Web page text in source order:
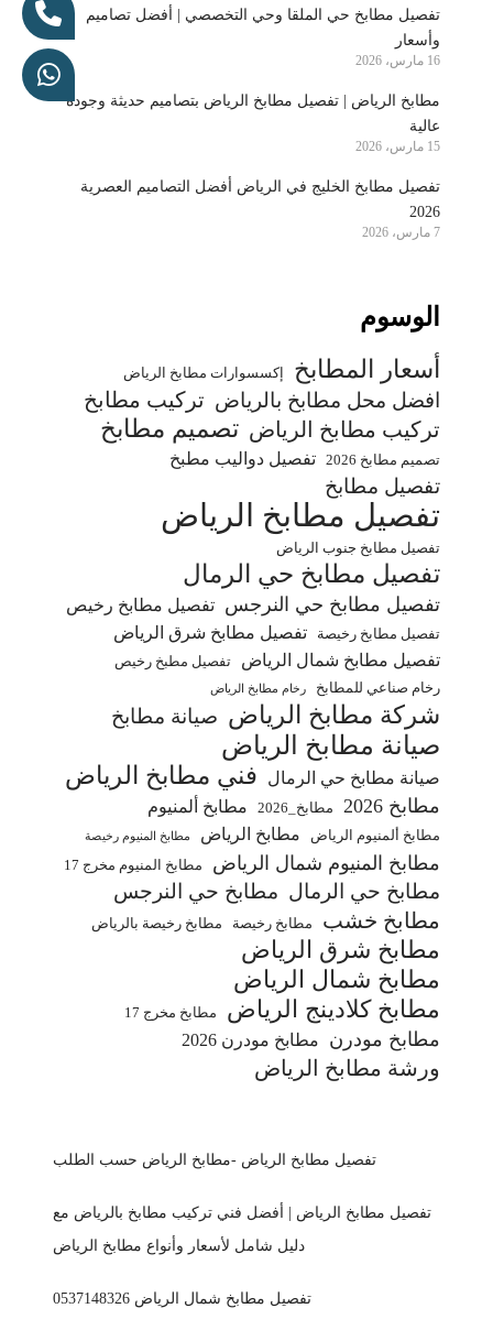
تفصيل مطابخ حي الملقا وحي التخصصي | أفضل تصاميم
وأسعار
16 مارس، 2026
مطابخ الرياض | تفصيل مطابخ الرياض بتصاميم حديثة وجودة
عالية
15 مارس، 2026
تفصيل مطابخ الخليج في الرياض أفضل التصاميم العصرية
2026
7 مارس، 2026
الوسوم
أسعار المطابخ إكسسوارات مطابخ الرياض
افضل محل مطابخ بالرياض تركيب مطابخ
تركيب مطابخ الرياض تصميم مطابخ
تصميم مطابخ 2026 تفصيل دواليب مطبخ
تفصيل مطابخ
تفصيل مطابخ الرياض
تفصيل مطابخ جنوب الرياض
تفصيل مطابخ حي الرمال
تفصيل مطابخ حي النرجس تفصيل مطابخ رخيص
تفصيل مطابخ رخيصة
تفصيل مطابخ شرق الرياض
تفصيل مطابخ شمال الرياض
تفصيل مطبخ رخيص
رخام صناعي للمطابخ
رخام مطابخ الرياض
شركة مطابخ الرياض صيانة مطابخ
صيانة مطابخ الرياض
صيانة مطابخ حي الرمال فني مطابخ الرياض
مطابخ 2026 مطابخ_2026 مطابخ ألمنيوم
مطابخ ألمنيوم الرياض مطابخ الرياض مطابخ المنيوم رخيصة
مطابخ المنيوم شمال الرياض مطابخ المنيوم مخرج 17
مطابخ حي الرمال مطابخ حي النرجس
مطابخ خشب مطابخ رخيصة مطابخ رخيصة بالرياض
مطابخ شرق الرياض
مطابخ شمال الرياض
مطابخ كلادينج الرياض
مطابخ مخرج 17
مطابخ مودرن مطابخ مودرن 2026
ورشة مطابخ الرياض
تفصيل مطابخ الرياض -مطابخ الرياض حسب الطلب
تفصيل مطابخ الرياض | أفضل فني تركيب مطابخ بالرياض مع
دليل شامل لأسعار وأنواع مطابخ الرياض
تفصيل مطابخ شمال الرياض 0537148326